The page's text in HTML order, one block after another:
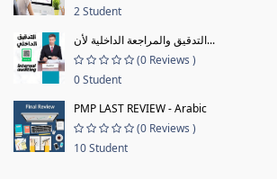
2 Student
التدقيق والمراجعة الداخلية لأن...
(0 Reviews )
0 Student
PMP LAST REVIEW - Arabic
(0 Reviews )
10 Student